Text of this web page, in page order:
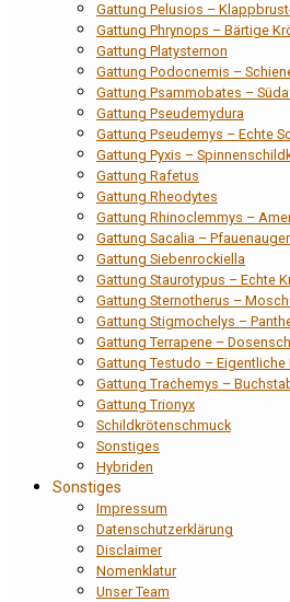
Gattung Pelusios –
Gattung Phrynops – Bärtige
Gattung Platysternon
Gattung Podocnemis –
Gattung Psammobates –
Gattung Pseudemydura
Gattung Pseudemys – Echte
Gattung Pyxis –
Gattung Rafetus
Gattung Rheodytes
Gattung Rhinoclemmys –
Gattung Sacalia –
Gattung Siebenrockiella
Gattung Staurotypus – Echte
Gattung Sternotherus –
Gattung Stigmochelys –
Gattung Terrapene –
Gattung Testudo –
Gattung Trachemys –
Gattung Trionyx
Schildkrötenschmuck
Sonstiges
Hybriden
Sonstiges
Impressum
Datenschutzerklärung
Disclaimer
Nomenklatur
Unser Team